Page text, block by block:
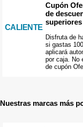
CALIENTE
Cupón
de
superiores
Disfruta de
si gastas
aplicará
por caja. No
de cupón
Nuestras marcas más